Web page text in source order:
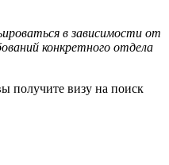
в зависимости от
конкретного отдела
получите визу на поиск